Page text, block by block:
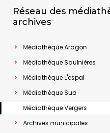
Réseau des
archives
Médiathèque Aragon
Médiathèque Saulnières
Médiathèque L'espal
Médiathèque Sud
Médiathèque Vergers
Archives municipales